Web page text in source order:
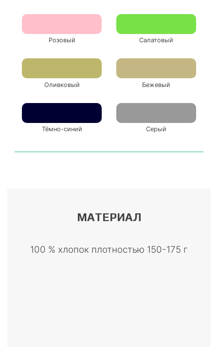
Розовый Салатовый
Оливковый Бежевый
Тёмно-синий Серый
МАТЕРИАЛ
100 % хлопок плотностью 150-175 г